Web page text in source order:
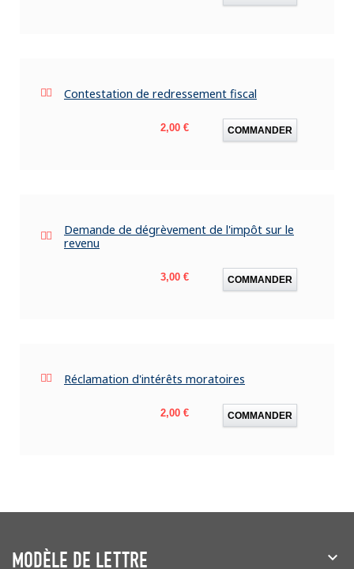
Contestation de redressement fiscal
Prix
2,00 € COMMANDER
Demande de dégrèvement de l'impôt sur le
revenu
Prix
3,00 € COMMANDER
Réclamation d'intérêts moratoires
Prix
2,00 € COMMANDER
MODÈLE DE LETTRE